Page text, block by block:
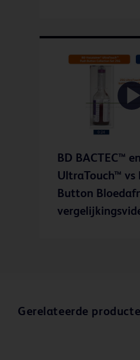
BD BACTEC™
UltraTouch™ vs
Button
Gerelateerde